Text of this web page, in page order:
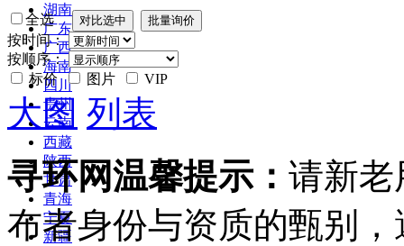
湖南
广东
广西
海南
四川
贵州
云南
西藏
陕西
甘肃
青海
宁夏
新疆
全选
按时间：
按顺序：
标价
图片 VIP
大图 列表
寻环网温馨提示： 请新老
布者身份与资质的甄别